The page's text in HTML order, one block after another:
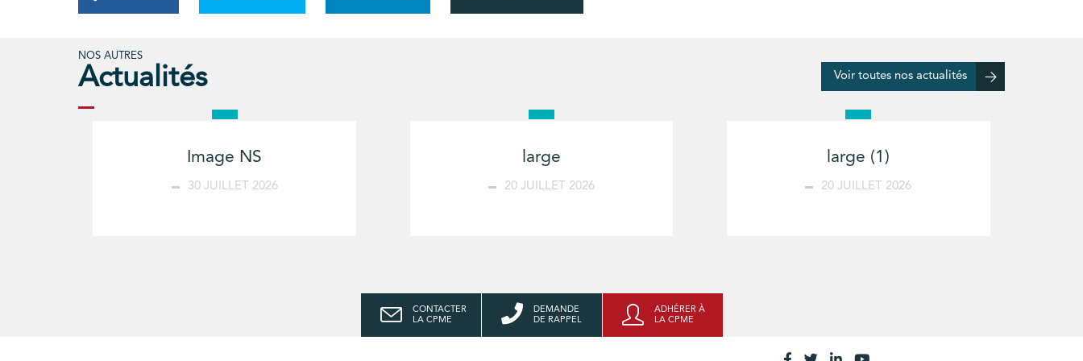
NOS AUTRES
Actualités Voir toutes nos actualités
Image NS
30 JUILLET 2026
large
20 JUILLET 2026
large (1)
20 JUILLET 2026
CONTACTER
LA CPME
DEMANDE
DE RAPPEL
ADHÉRER À
LA CPME